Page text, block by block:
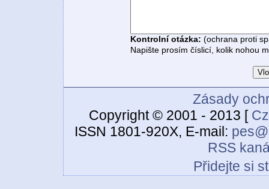
Kontrolní otázka: (ochrana proti
Napište prosím číslicí, kolik nohou
Zásady
Copyright © 2001 - 2013 [
ISSN 1801-920X, E-mail:
RSS
Přidejte si